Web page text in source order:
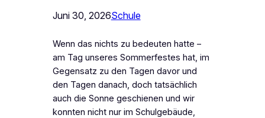
Juni 30, 2026Schule
Wenn das nichts zu bedeuten hatte –
am Tag unseres Sommerfestes hat, im
Gegensatz zu den Tagen davor und
den Tagen danach, doch tatsächlich
auch die Sonne geschienen und wir
konnten nicht nur im Schulgebäude,